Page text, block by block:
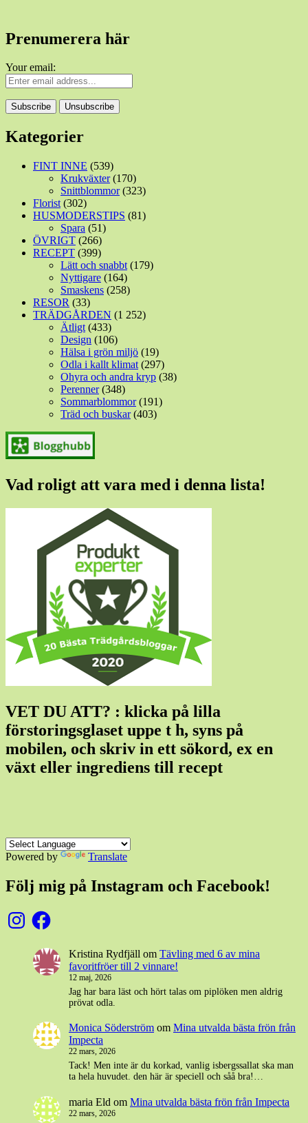
Prenumerera här
Your email:
Kategorier
FINT INNE (539)
Krukväxter(170)
Snittblommor(323)
Florist (302)
HUSMODERSTIPS (81)
Spara (51)
ÖVRIGT (266)
RECEPT (399)
Lätt och snabbt (179)
Nyttigare (164)
Smaskens (258)
RESOR (33)
TRÄDGÅRDEN (1 252)
Ätligt (433)
Design (106)
Hälsa i grön miljö (19)
Odla i kallt klimat (297)
Ohyra och andra kryp (38)
Perenner(348)
Sommarblommor(191)
Träd och buskar(403)
Vad roligt att vara med i denna lista!
VET DU ATT? : klicka på lilla
förstoringsglaset uppe t h, syns på
mobilen, och skriv in ett sökord, ex en
växt eller ingrediens till recept
Powered by Translate
Följ mig på Instagram och Facebook!
InstagramFacebook
Kristina Rydfjäll om Tävling med 6 av mina
favoritfröer till 2 vinnare!
12 maj, 2026
Jag har bara läst och hört talas om piplöken men aldrig
prövat odla.
Monica Söderström om Mina utvalda bästa frön från
Impecta
22 mars, 2026
Tack! Men inte är du korkad, vanlig isbergssallat ska man
ta hela huvudet. den här är speciell och såå bra!…
maria Eld om Mina utvalda bästa frön från Impecta
22 mars, 2026